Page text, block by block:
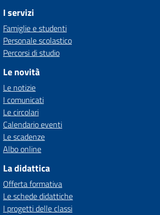
I servizi
Famiglie e studenti
Personale scolastico
Percorsi di studio
Le novità
Le notizie
I comunicati
Le circolari
Calendario eventi
Le scadenze
Albo online
La didattica
Offerta formativa
Le schede didattiche
I progetti delle classi